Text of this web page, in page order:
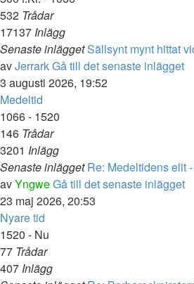
532 Trådar
17137 Inlägg
Senaste inläggetSällsynt mynt hittat
avJerrarkGå till det senaste inlägget
3 augusti 2026, 19:52
Medeltid
1066 - 1520
146 Trådar
3201 Inlägg
Senaste inlägget Re: Medeltidens elit
avYngweGå till det senaste inlägget
23 maj 2026, 20:53
Nyare tid
1520 - Nu
77 Trådar
407 Inlägg